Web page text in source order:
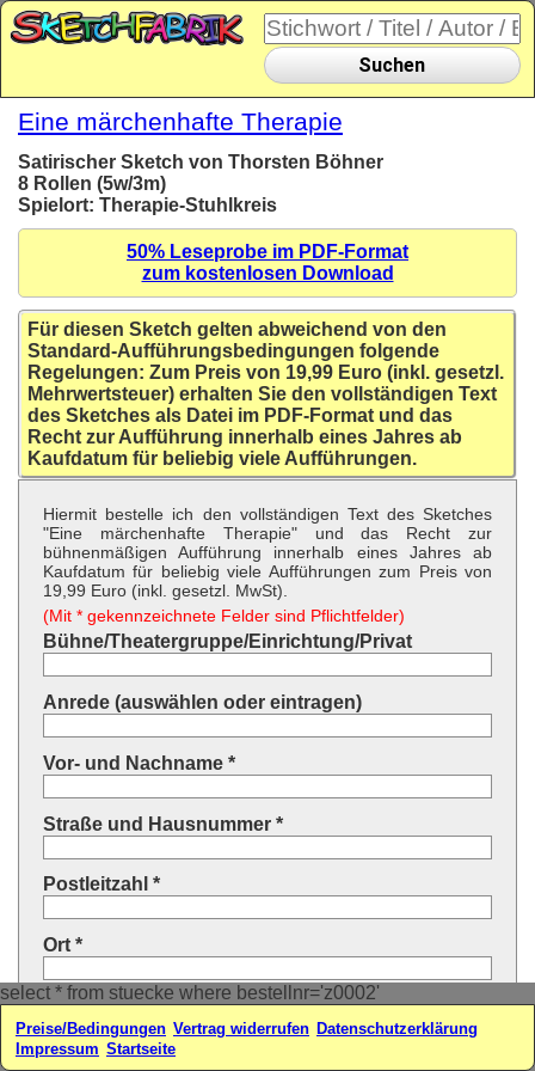
select * from stuecke where bestellnr='z0002'
Suchen
Eine märchenhafte Therapie
Satirischer Sketch von Thorsten Böhner
8 Rollen (5w/3m)
Spielort: Therapie-Stuhlkreis
50% Leseprobe im PDF-Format
zum kostenlosen Download
Für diesen Sketch gelten abweichend von den
Standard-Aufführungsbedingungen folgende
Regelungen: Zum Preis von 19,99 Euro (inkl. gesetzl.
Mehrwertsteuer) erhalten Sie den vollständigen Text
des Sketches als Datei im PDF-Format und das
Recht zur Aufführung innerhalb eines Jahres ab
Kaufdatum für beliebig viele Aufführungen.
Hiermit bestelle ich den vollständigen Text des Sketches
"Eine märchenhafte Therapie" und das Recht zur
bühnenmäßigen Aufführung innerhalb eines Jahres ab
Kaufdatum für beliebig viele Aufführungen zum Preis von
19,99 Euro (inkl. gesetzl. MwSt).
(Mit * gekennzeichnete Felder sind Pflichtfelder)
Bühne/Theatergruppe/Einrichtung/Privat
Anrede (auswählen oder eintragen)
Vor- und Nachname *
Straße und Hausnummer *
Postleitzahl *
Ort *
Land * (auswählen oder eintragen)
Ihre E-Mail-Adresse*
Preise/Bedingungen Vertrag widerrufen Datenschutzerklärung
Impressum Startseite